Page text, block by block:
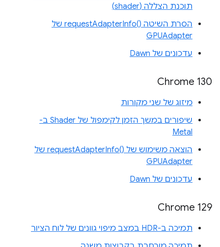
תוכנת הצללה (shader)
הסרת השיטה requestAdapterInfo()‎ של
GPUAdapter
עדכונים של Dawn
Chrome 130
מיזוג של שני מקורות
שיפורים במשך הזמן לקימפול של Shader ב-
Metal
הוצאה משימוש של requestAdapterInfo()‎ של
GPUAdapter
עדכונים של Dawn
Chrome 129
תמיכה ב-HDR במצב מיפוי גוונים של לוח הציור